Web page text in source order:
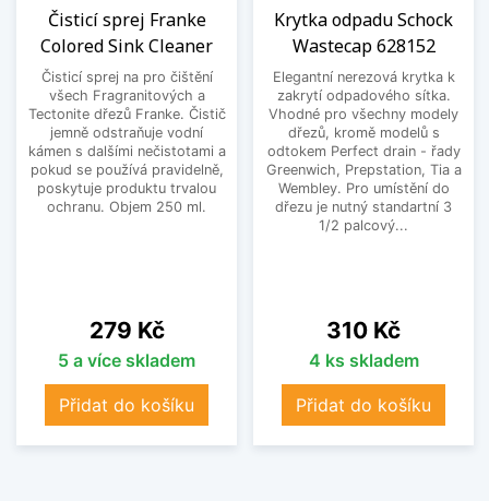
Čisticí sprej Franke
Colored Sink Cleaner
Čisticí sprej na pro čištění
všech Fragranitových a
Tectonite dřezů Franke. Čistič
jemně odstraňuje vodní
kámen s dalšími nečistotami a
pokud se používá pravidelně,
poskytuje produktu trvalou
ochranu. Objem 250 ml.
Cena
279 Kč
5 a více skladem
Přidat do košíku
Krytka odpadu Schock
Wastecap 628152
Elegantní nerezová krytka k
zakrytí odpadového sítka.
Vhodné pro všechny modely
dřezů, kromě modelů s
odtokem Perfect drain - řady
Greenwich, Prepstation, Tia a
Wembley. Pro umístění do
dřezu je nutný standartní 3
1/2 palcový...
Cena
310 Kč
4 ks skladem
Přidat do košíku